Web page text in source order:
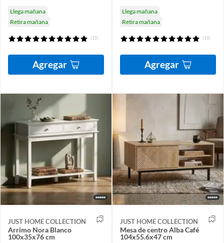
Llega mañana
Retira mañana
(15)
Agregar
Llega mañana
Retira mañana
(16)
Agregar
JUST HOME COLLECTION
Arrimo Nora Blanco
100x35x76 cm
JUST HOME COLLECTION
Mesa de centro Alba Café
104x55.6x47 cm